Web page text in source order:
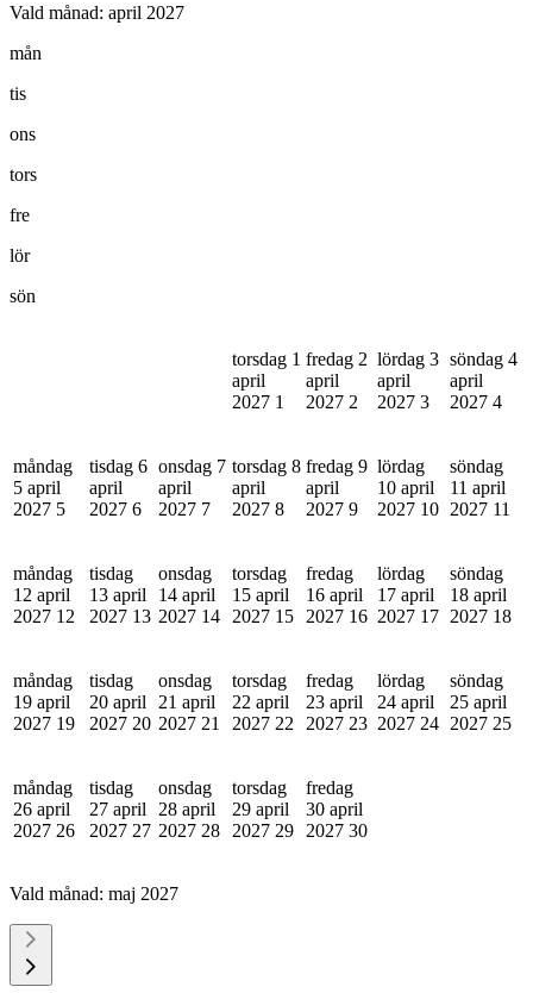
Vald månad: april 2027
mån
tis
ons
tors
fre
lör
sön
torsdag 1
april
2027 1
fredag 2
april
2027 2
lördag 3
april
2027 3
söndag 4
april
2027 4
måndag
5 april
2027 5
tisdag 6
april
2027 6
onsdag 7
april
2027 7
torsdag 8
april
2027 8
fredag 9
april
2027 9
lördag
10 april
2027 10
söndag
11 april
2027 11
måndag
12 april
2027 12
tisdag
13 april
2027 13
onsdag
14 april
2027 14
torsdag
15 april
2027 15
fredag
16 april
2027 16
lördag
17 april
2027 17
söndag
18 april
2027 18
måndag
19 april
2027 19
tisdag
20 april
2027 20
onsdag
21 april
2027 21
torsdag
22 april
2027 22
fredag
23 april
2027 23
lördag
24 april
2027 24
söndag
25 april
2027 25
måndag
26 april
2027 26
tisdag
27 april
2027 27
onsdag
28 april
2027 28
torsdag
29 april
2027 29
fredag
30 april
2027 30
Vald månad: maj 2027